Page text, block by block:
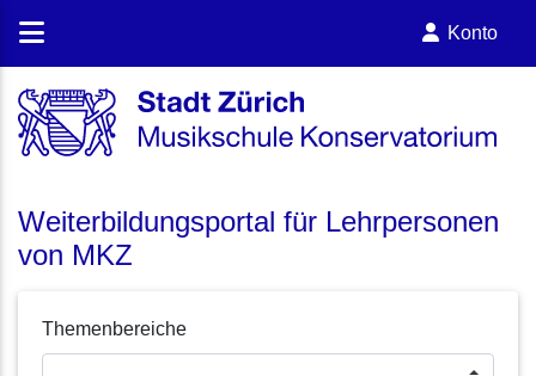
Konto
Weiterbildungsportal für Lehrpersonen
von MKZ
Themenbereiche